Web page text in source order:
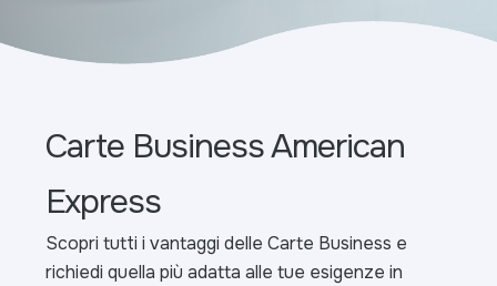
Carte Business American
Express
Scopri tutti i vantaggi delle Carte Business e
richiedi quella più adatta alle tue esigenze in